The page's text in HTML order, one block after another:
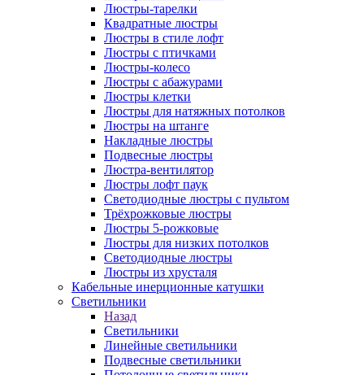
Люстры-тарелки
Квадратные люстры
Люстры в стиле лофт
Люстры с птичками
Люстры-колесо
Люстры с абажурами
Люстры клетки
Люстры для натяжных потолков
Люстры на штанге
Накладные люстры
Подвесные люстры
Люстра-вентилятор
Люстры лофт паук
Светодиодные люстры с пультом
Трёхрожковые люстры
Люстры 5-рожковые
Люстры для низких потолков
Cветодиодные люстры
Люстры из хрусталя
Кабельные инерционные катушки
Светильники
Назад
Светильники
Линейные светильники
Подвесные светильники